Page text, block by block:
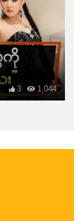
1,044
3